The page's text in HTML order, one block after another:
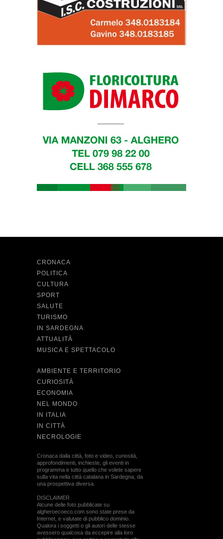
CRONACA
POLITICA
CULTURA
SPORT
SALUTE
TURISMO
IN SARDEGNA
ATTUALITÀ
MUSICA E SPETTACOLO
AMBIENTE E TERRITORIO
CURIOSITÀ
ECONOMIA
NEL MONDO
IN ITALIA
IN CITTÀ
NECROLOGIE
Cronaca dalla città, foto e video, curiosità,
approfondimenti, inchieste, gli eventi in
programma e tutto quello che volete sapere
sulla vita nella città catalana in Sardegna, da
una prospettiva diversa.
DISCLAIMER
Alcune delle foto pubblicate su
algheroecoeco.com sono state prese da
Internet, e valutate di pubblico dominio.
Qualora i soggetti o gli autori delle stesse
avessero qualcosa da eccepire alla loro